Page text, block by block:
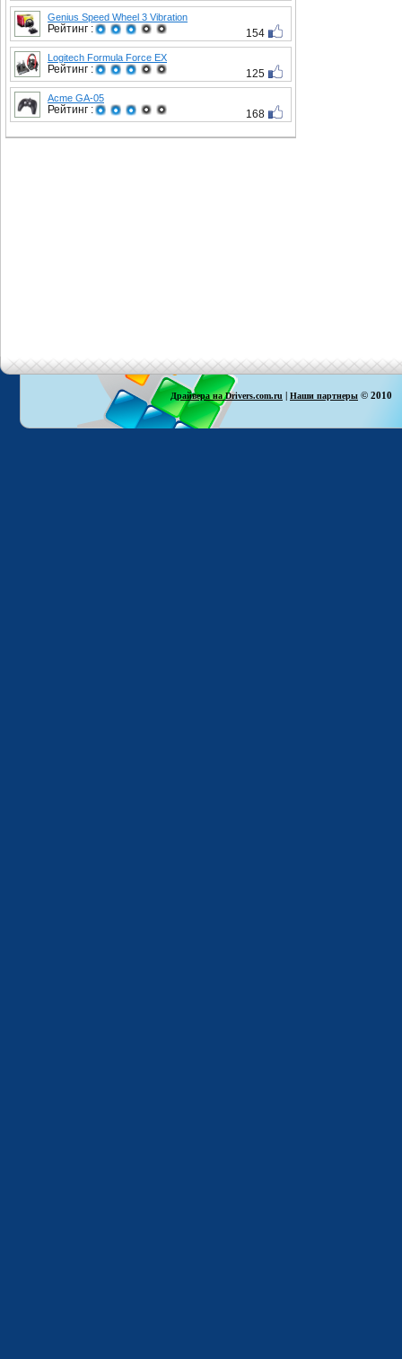
Genius Speed Wheel 3 Vibration
Рейтинг : 154
Logitech Formula Force EX
Рейтинг : 125
Acme GA-05
Рейтинг : 168
Драйвера на Drivers.com.ru | Наши партнеры © 2010